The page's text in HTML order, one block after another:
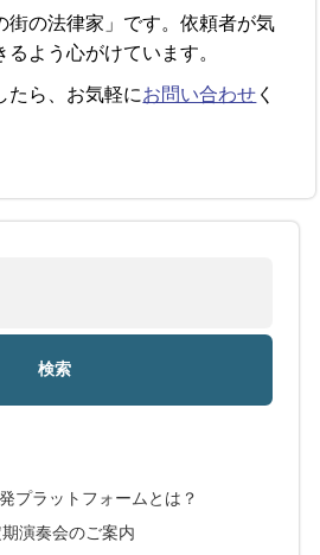
街の法律家」です。依頼者が気
よう心がけています。
たら、お気軽にお問い合わせ く
プラットフォームとは？
演奏会のご案内